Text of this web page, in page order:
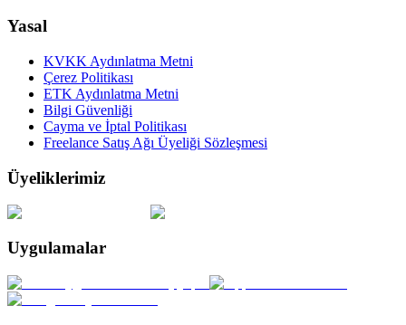
Yasal
KVKK Aydınlatma Metni
Çerez Politikası
ETK Aydınlatma Metni
Bilgi Güvenliği
Cayma ve İptal Politikası
Freelance Satış Ağı Üyeliği Sözleşmesi
Üyeliklerimiz
Uygulamalar